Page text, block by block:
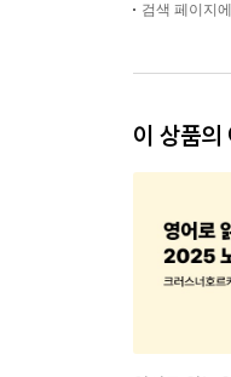
검색 페이지
이 상품의